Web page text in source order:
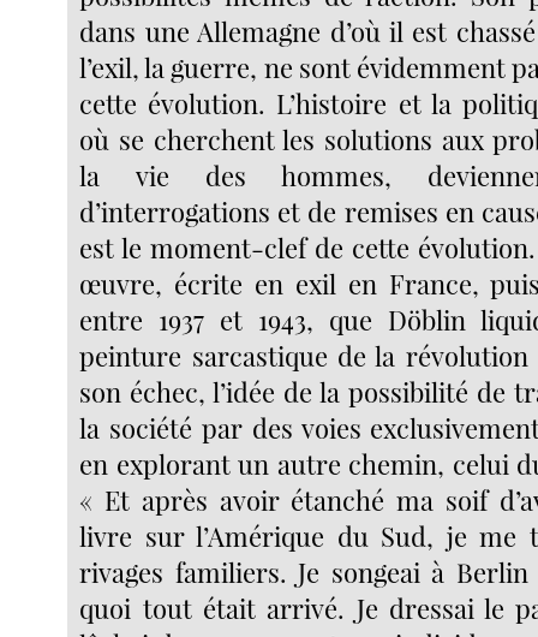
dans une Allemagne d’où il est
l’exil, la guerre, ne sont évidemment
cette évolution. L’histoire et la
où se cherchent les solutions aux
la vie des hommes,
d’interrogations et de remises en
est le moment-clef de cette évolution.
œuvre, écrite en exil en France,
entre 1937 et 1943, que Döblin
peinture sarcastique de la révolution
son échec, l’idée de la possibilité de
la société par des voies
en explorant un autre chemin, celui
« Et après avoir étanché ma soif
livre sur l’Amérique du Sud, je me
rivages familiers. Je songeai à
quoi tout était arrivé. Je dressai le